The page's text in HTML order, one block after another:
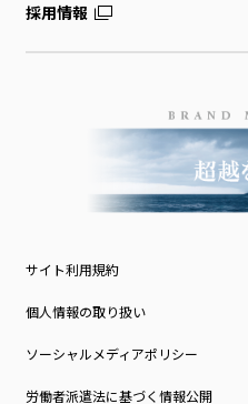
採用情報
サイト利用規約
個人情報の取り扱い
ソーシャルメディアポリシー
労働者派遣法に基づく情報公開